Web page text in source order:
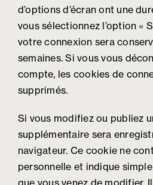
d’options d’écran ont une
vous sélectionnez l’option «
votre connexion sera
semaines. Si vous vous
compte, les cookies de
supprimés.
Si vous modifiez ou publiez
supplémentaire sera
navigateur. Ce cookie ne
personnelle et indique
que vous venez de modifier.